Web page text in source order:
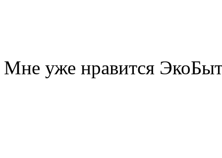
Мне уже нравится